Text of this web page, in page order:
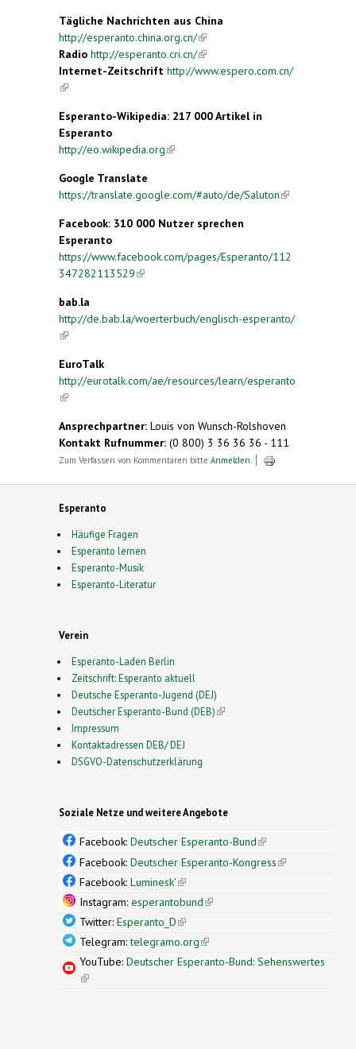
Tägliche Nachrichten aus China
http://esperanto.china.org.cn/(link is external)
Radio http://esperanto.cri.cn/(link is external)
Internet-Zeitschrift http://www.espero.com.cn/
(link is external)
Esperanto-Wikipedia: 217 000 Artikel in
Esperanto
http://eo.wikipedia.org(link is external)
Google Translate
https://translate.google.com/#auto/de/Saluton(link is
Facebook: 310 000 Nutzer sprechen
Esperanto
https://www.facebook.com/pages/Esperanto/112
347282113529(link is external)
bab.la
http://de.bab.la/woerterbuch/englisch-esperanto/
(link is external)
EuroTalk
http://eurotalk.com/ae/resources/learn/esperanto
(link is external)
Ansprechpartner: Louis von Wunsch-Rolshoven
Kontakt Rufnummer: (0 800) 3 36 36 36 - 111
Zum Verfassen von Kommentaren bitte Anmelden
Esperanto
Häufige Fragen
Esperanto lernen
Esperanto-Musik
Esperanto-Literatur
Verein
Esperanto-Laden Berlin
Zeitschrift: Esperanto aktuell
Deutsche Esperanto-Jugend (DEJ)
Deutscher Esperanto-Bund (DEB)(link is external)
Impressum
Kontaktadressen DEB/ DEJ
DSGVO-Datenschutzerklärung
Soziale Netze und weitere Angebote
Facebook: Deutscher Esperanto-Bund(link is
external)
Facebook: Deutscher Esperanto-Kongress(link is
Facebook: Luminesk'(link is external)
Instagram: esperantobund(link is external)
Twitter: Esperanto_D(link is external)
Telegram:telegramo.org(link is external)
YouTube: Deutscher Esperanto-Bund: Sehenswertes
(link is external)